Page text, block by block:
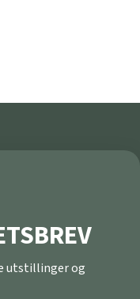
utstillinger og